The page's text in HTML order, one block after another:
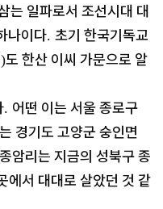
는 일파로서 조선시대 대
나이다. 초기 한국기독교
)도 한산 이씨 가문으로 알
. 어떤 이는 서울 종로구
경기도 고양군 숭인면
암리는 지금의 성북구 종
에서 대대로 살았던 것 같